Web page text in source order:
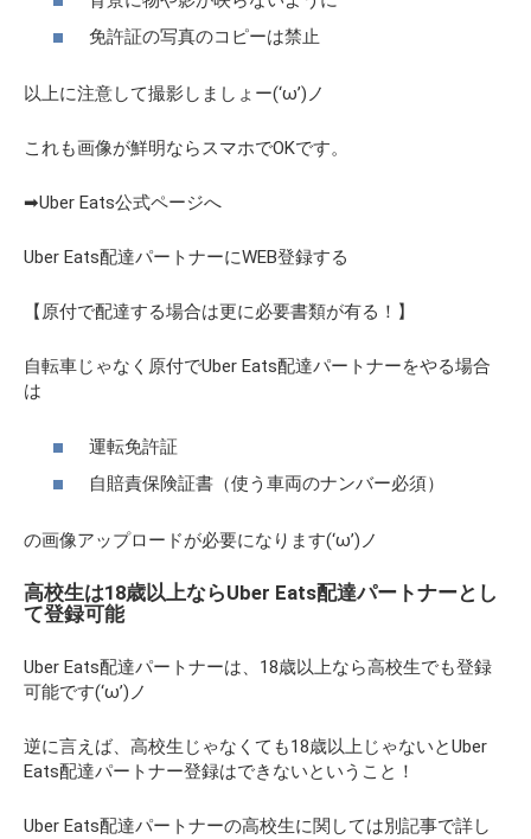
免許証の写真のコピーは禁止
以上に注意して撮影しましょー(‘ω’)ノ
これも画像が鮮明ならスマホでOKです。
➡Uber Eats公式ページへ
Uber Eats配達パートナーにWEB登録する
【原付で配達する場合は更に必要書類が有る！】
自転車じゃなく原付でUber Eats配達パートナーをやる場合
は
運転免許証
自賠責保険証書（使う車両のナンバー必須）
の画像アップロードが必要になります(‘ω’)ノ
高校生は18歳以上ならUber Eats配達パートナーとし
て登録可能
Uber Eats配達パートナーは、18歳以上なら高校生でも登録
可能です(‘ω’)ノ
逆に言えば、高校生じゃなくても18歳以上じゃないとUber
Eats配達パートナー登録はできないということ！
Uber Eats配達パートナーの高校生に関しては別記事で詳し